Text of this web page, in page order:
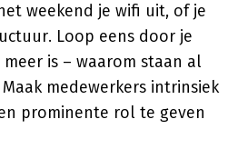
weekend je wifi uit, of je
Loop eens door je
is – waarom staan al
medewerkers intrinsiek
prominente rol te geven